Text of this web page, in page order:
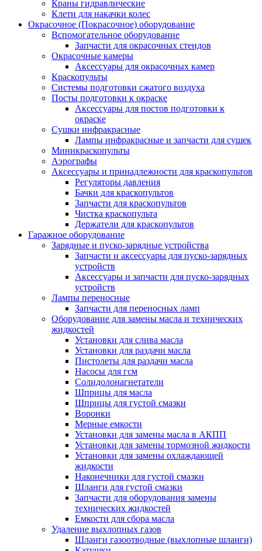
Краны гидравлические
Клети для накачки колес
Окрасочное (Покрасочное) оборудование
Вспомогательное оборудование
Запчасти для окрасочных стендов
Окрасочные камеры
Аксессуары для окрасочных камер
Краскопульты
Системы подготовки сжатого воздуха
Посты подготовки к окраске
Аксессуары для постов подготовки к
окраске
Сушки инфракрасные
Лампы инфракрасные и запчасти для сушек
Миникраскопульты
Аэрографы
Аксессуары и принадлежности для краскопультов
Регуляторы давления
Бачки для краскопультов
Запчасти для краскопультов
Чистка краскопульта
Держатели для краскопультов
Гаражное оборудование
Зарядные и пуско-зарядные устройства
Запчасти и аксессуары для пуско-зарядных
устройств
Аксессуары и запчасти для пуско-зарядных
устройств
Лампы переносные
Запчасти для переносных ламп
Оборудование для замены масла и технических
жидкостей
Установки для слива масла
Установки для раздачи масла
Пистолеты для раздачи масла
Насосы для гсм
Солидолонагнетатели
Шприцы для масла
Шприцы для густой смазки
Воронки
Мерные емкости
Установки для замены масла в АКПП
Установки для замены тормозной жидкости
Установки для замены охлаждающей
жидкости
Наконечники для густой смазки
Шланги для густой смазки
Запчасти для оборудования замены
технических жидкостей
Емкости для сбора масла
Удаление выхлопных газов
Шланги газоотводные (выхлопные шланги)